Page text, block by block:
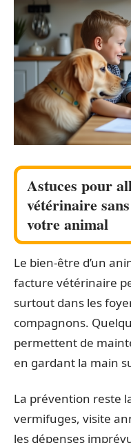
Astuces pour
vétérinaire
votre animal
Le bien-être d’un
facture vétérinaire
surtout dans les
compagnons.
permettent de
en gardant la main
La prévention reste
vermifuges, visite
les dépenses